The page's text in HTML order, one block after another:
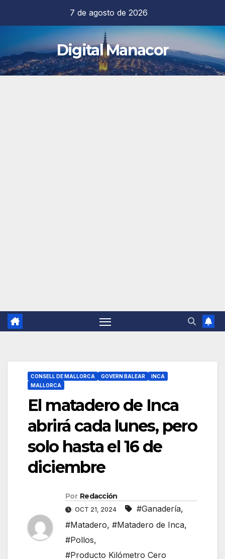
contenido
7 de agosto de 2026
Digital Manacor
CONSELL DE MALLORCA GOVERN BALEAR
INCA
MALLORCA
El matadero de Inca
abrirá cada lunes, pero
solo hasta el 16 de
diciembre
Por Redacción
OCT 21, 2024 #Ganadería,
#Matadero, #Matadero de Inca,
#Pollos,
#Producto Kilómetro Cero